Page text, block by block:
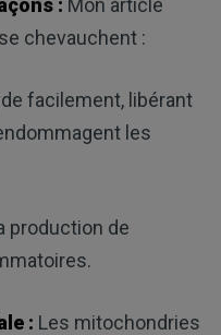
chevauchent :
facilement, libérant
les
production de
: Les mitochondries